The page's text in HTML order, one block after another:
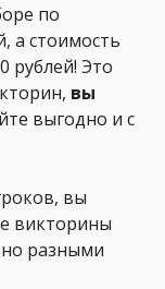
по
а стоимость
рублей! Это
вы
выгодно и с
вы
викторины
разными